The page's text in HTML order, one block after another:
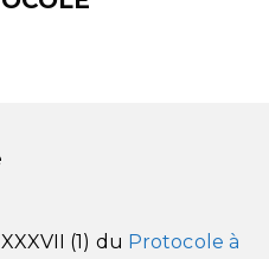
(1) du Protocole à